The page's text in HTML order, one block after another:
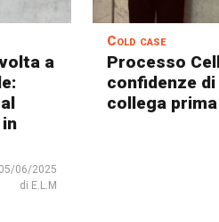
a
05/06/2025
di E.L.M
Cold case
Processo
confidenze
collega